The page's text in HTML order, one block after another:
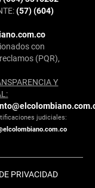
(57) (604)
con
(PQR),
Y
judiciales:
PRIVACIDAD